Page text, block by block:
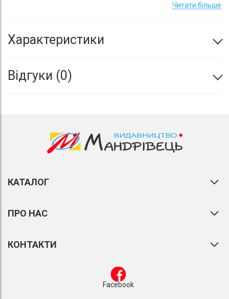
розвивати пам’ять, увагу, логічне мислення, зв’язне мовлення,
групах дітей до школи, а також першокласникам для
самостійної роботи.
Читати більше
Характеристики
Відгуки 0
КАТАЛОГ
ПРО НАС
КОНТАКТИ
Facebook